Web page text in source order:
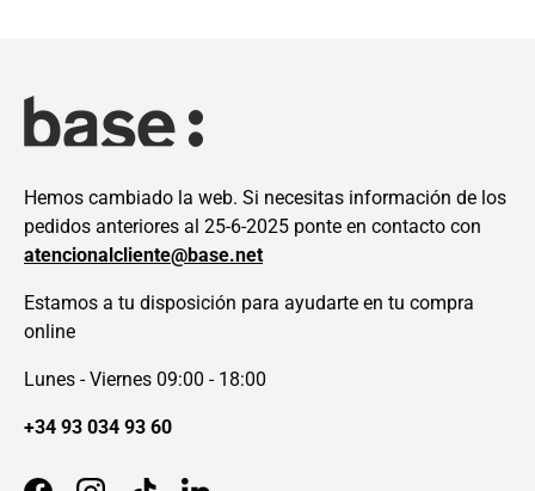
Hemos cambiado la web. Si necesitas información de los
pedidos anteriores al 25-6-2025 ponte en contacto con
atencionalcliente@base.net
Estamos a tu disposición para ayudarte en tu compra
online
Lunes - Viernes 09:00 - 18:00
+34 93 034 93 60